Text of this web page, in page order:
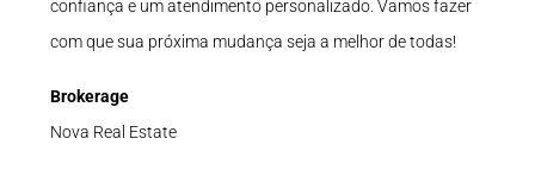
confiança e um atendimento personalizado. Vamos fazer
com que sua próxima mudança seja a melhor de todas!
Brokerage
Nova Real Estate